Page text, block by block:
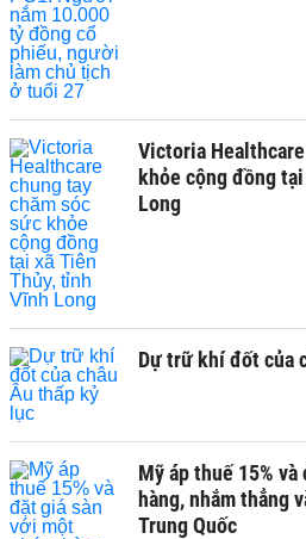
Victoria
khỏe cộng đồng
Long
Dự trữ khí đốt của
Mỹ áp thuế 15%
hàng, nhắm thẳng
Trung Quốc